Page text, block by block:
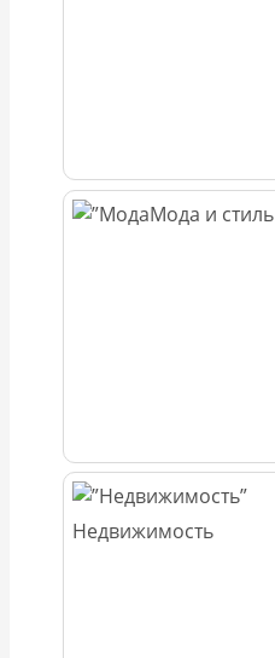
Мода и стиль
Недвижимость